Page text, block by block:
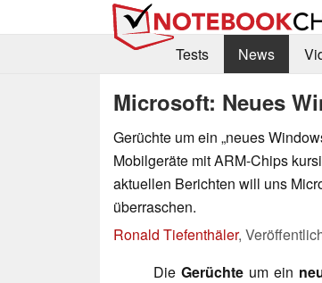
Tests
News
Microsoft: Neues
Gerüchte um ein „neues
Mobilgeräte mit ARM-Chips
aktuellen Berichten will uns
überraschen.
Ronald Tiefenthäler,
Die Gerüchteum ein